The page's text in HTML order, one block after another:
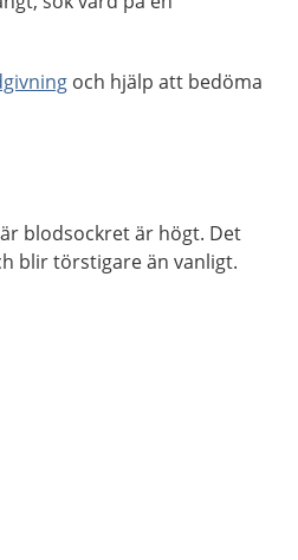
och hjälp att bedöma
blodsockret är högt. Det
blir törstigare än vanligt.